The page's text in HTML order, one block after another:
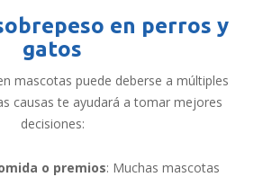
en perros y
gatos
mascotas puede deberse a múltiples
causas te ayudará a tomar mejores
decisiones:
o premios: Muchas mascotas